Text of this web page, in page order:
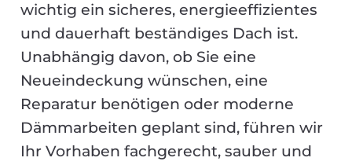
wichtig ein sicheres, energieeffizientes
und dauerhaft beständiges Dach ist.
Unabhängig davon, ob Sie eine
Neueindeckung wünschen, eine
Reparatur benötigen oder moderne
Dämmarbeiten geplant sind, führen wir
Ihr Vorhaben fachgerecht, sauber und